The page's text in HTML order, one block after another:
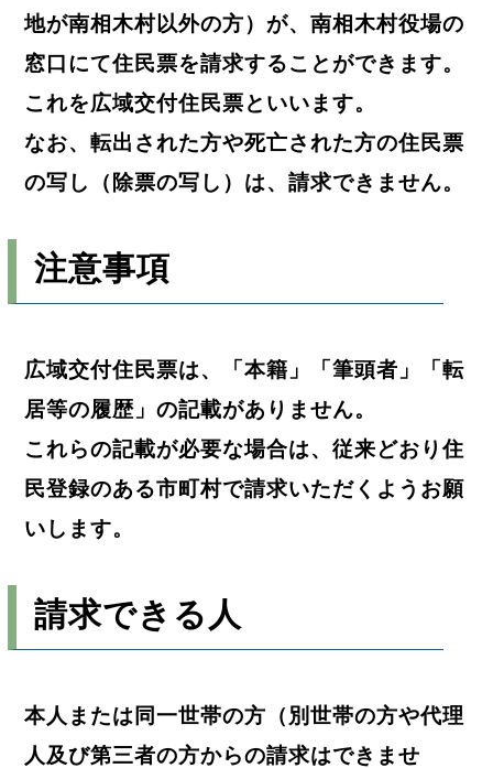
地が南相木村以外の方）が、南相木村役場の
窓口にて住民票を請求することができます。
これを広域交付住民票といいます。
なお、転出された方や死亡された方の住民票
の写し（除票の写し）は、請求できません。
注意事項
広域交付住民票は、「本籍」「筆頭者」「転
居等の履歴」の記載がありません。
これらの記載が必要な場合は、従来どおり住
民登録のある市町村で請求いただくようお願
いします。
請求できる人
本人または同一世帯の方（別世帯の方や代理
人及び第三者の方からの請求はできませ